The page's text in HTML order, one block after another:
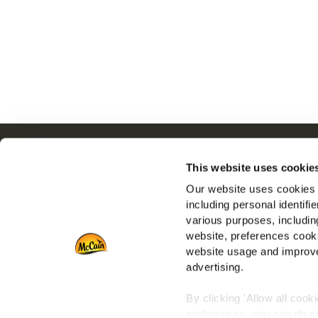
This website uses
Our website uses
including personal
various purposes,
website, preferences
website usage and
advertising.
By clicking 'Allow all
Inspiráció
Letöltés